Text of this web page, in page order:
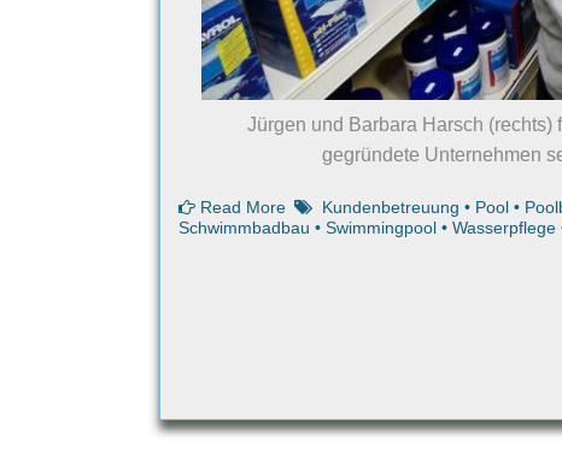
Jürgen und Barbara Harsch
gegründete Unternehmen
Read More Kundenbetreuung • Pool •
Schwimmbadbau • Swimmingpool • Wasserpflege